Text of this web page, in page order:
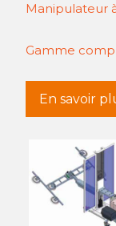
Manipulateur
Gamme
En savoir